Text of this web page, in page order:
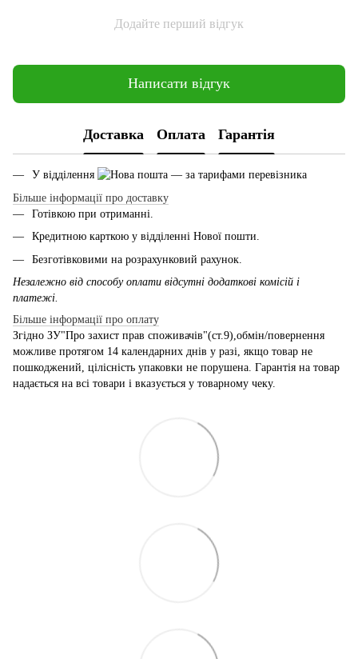
Додайте перший відгук
Написати відгук
Доставка Оплата Гарантія
У відділення
— за тарифами перевізника
Більше інформації про доставку
Готівкою при отриманні.
Кредитною карткою у відділенні Нової пошти.
Безготівковими на розрахунковий рахунок.
Незалежно від способу оплати відсутні додаткові комісій і
платежі.
Більше інформації про оплату
Згідно ЗУ"Про захист прав споживачів"(ст.9),обмін/повернення
можливе протягом 14 календарних днів у разі, якщо товар не
пошкоджений, цілісність упаковки не порушена. Гарантія на товар
надається на всі товари і вказується у товарному чеку.